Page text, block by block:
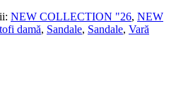
NEW COLLECTION "26, NEW
damă, Sandale, Sandale, Vară